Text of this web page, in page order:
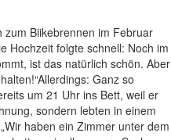
zum Biikebrennen im Februar
Hochzeit folgte schnell: Noch im
ist das natürlich schön. Aber
Ganz so
um 21 Uhr ins Bett, weil er
sondern lebten in einem
haben ein Zimmer unter dem